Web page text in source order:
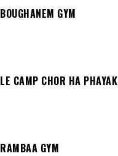
BOUGHANEM GYM
LE CAMP CHOR HA PHAYAK
RAMBAA GYM